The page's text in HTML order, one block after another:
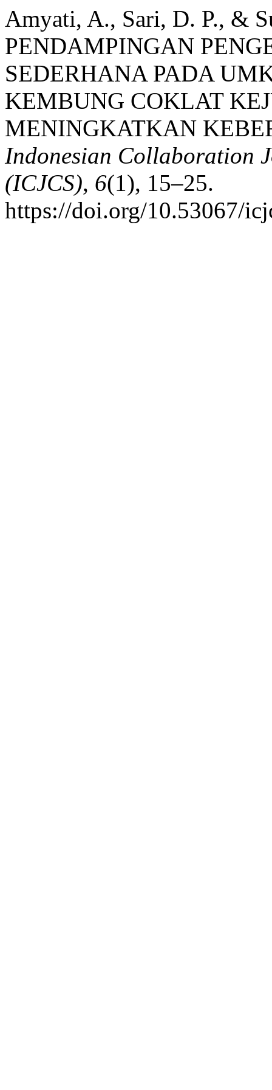
Amyati, A., Sari, D. P., &
PENDAMPINGAN
SEDERHANA PADA
KEMBUNG COKLAT
MENINGKATKAN
Indonesian Collaboration
(ICJCS), 6(1), 15–25.
https://doi.org/10.53067/